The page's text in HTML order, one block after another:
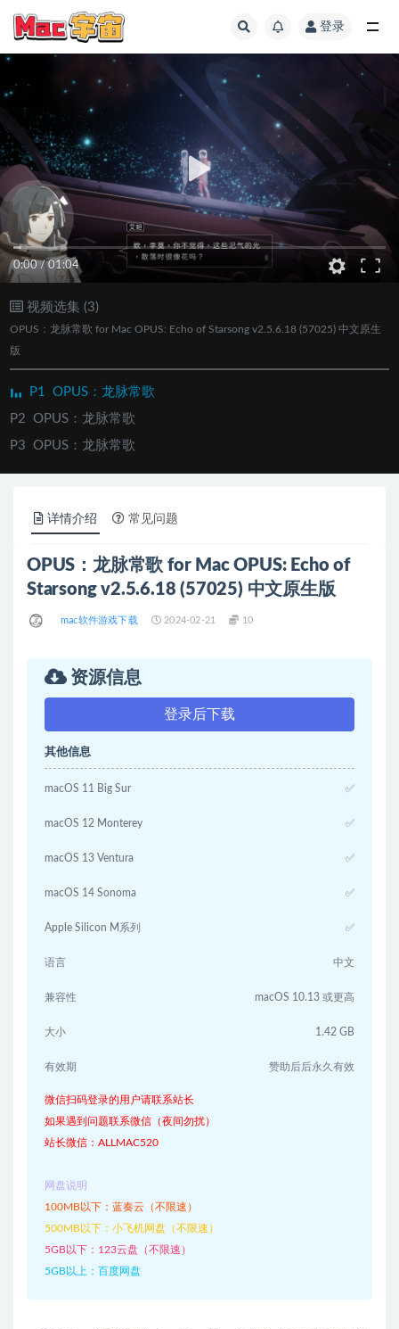
登录
0:00 /01:04
视频选集 (3)
OPUS：龙脉常歌 for Mac OPUS: Echo of Starsong v2.5.6.18 (57025) 中文原生
版
P1 OPUS：龙脉常歌
P2 OPUS：龙脉常歌
P3 OPUS：龙脉常歌
详情介绍 常见问题
OPUS：龙脉常歌 for Mac OPUS: Echo of
Starsong v2.5.6.18 (57025) 中文原生版
mac软件游戏下载 2024-02-21 10
资源信息
登录后下载
其他信息
macOS 11 Big Sur ✅
macOS 12 Monterey ✅
macOS 13 Ventura ✅
macOS 14 Sonoma ✅
Apple Silicon M系列 ✅
语言 中文
兼容性 macOS 10.13 或更高
大小 1.42 GB
有效期 赞助后后永久有效
微信扫码登录的用户请联系站长
如果遇到问题联系微信（夜间勿扰）
站长微信：ALLMAC520
网盘说明
100MB以下：蓝奏云（不限速）
500MB以下：小飞机网盘（不限速）
5GB以下：123云盘（不限速）
5GB以上：百度网盘